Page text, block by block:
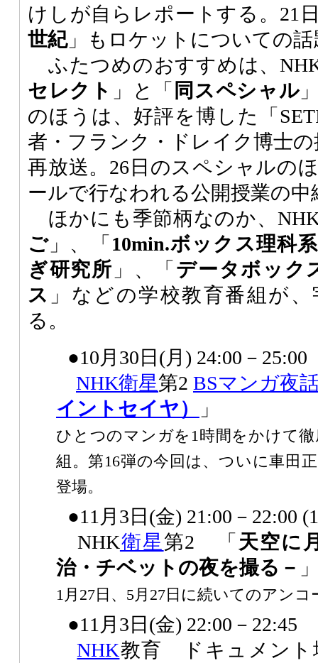
けしが自らレポートする。21
世紀」もロケットについての
ふたつめのおすすめは、
セレクト 」と「 同スペシャル
のほうは、好評を博した「
者・フランク・ドレイク博士
再放送。26日のスペシャルの
ールで行なわれる公開授業の中
ほかにも季節柄なのか、
ご 」、「 10min.ボックス理科
ぎ研究所 」、「 データボック
ス 」などの学校教育番組が
る。
●10月30日(月) 24:00－25:00
NHK衛星第2 BSマンガ夜
イントセイヤ）
」
ひとつのマンガを1時間をかけて
組。第16弾の今回は、ついに車田
登場。
●11月3日(金) 21:00－22:00
NHK衛星第2 「 天空に
治・チベットの夜を撮る－
1月27日、5月27日に続いてのアンコ
●11月3日(金) 22:00－22:45
NHK教育 ドキュメント